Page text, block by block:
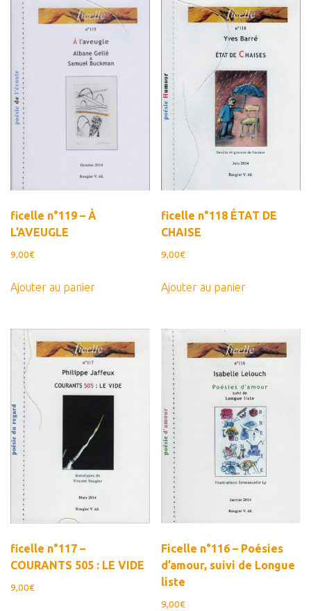
Estampes
Livres d’artiste
Ficelle noire
Auteurs
Beaux-Arts
L’actualité
CV
Mon Compte
Panier
Panier
Contact
au
ancien
ficelle n°119 – À
L’AVEUGLE
9,00€
Ajouter au panier
ficelle n°118 ÉTAT DE
CHAISE
9,00€
Ajouter au panier
ficelle n°117 –
COURANTS 505 : LE VIDE
9,00€
Ficelle n°116 – Poésies
d’amour, suivi de Longue
liste
9,00€